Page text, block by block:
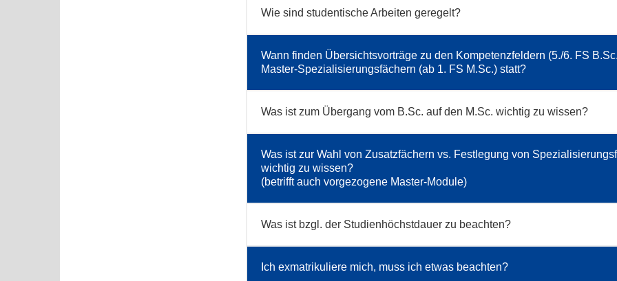
Wie sind studentische Arbeiten geregelt?
Wann finden Übersichtsvorträge zu den Kompetenzfeldern (5./6. FS
Master-Spezialisierungsfächern (ab 1. FS M.Sc.) statt?
Was ist zum Übergang vom B.Sc. auf den M.Sc. wichtig zu wissen?
Was ist zur Wahl von Zusatzfächern vs. Festlegung von
wichtig zu wissen?
(betrifft auch vorgezogene Master-Module)
Was ist bzgl. der Studienhöchstdauer zu beachten?
Ich exmatrikuliere mich, muss ich etwas beachten?